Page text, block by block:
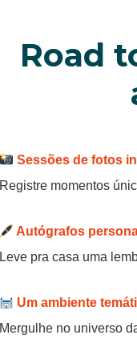
Road
Sessões de fotos
Registre momentos
Autógrafos
Leve pra casa uma
Um ambiente
Mergulhe no universo